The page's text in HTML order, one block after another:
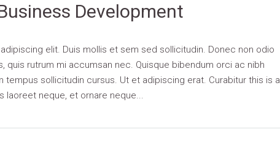
Development
elit. Duis mollis et sem sed sollicitudin. Donec non odio
quis rutrum mi accumsan nec. Quisque bibendum orci ac nibh
tempus sollicitudin cursus. Ut et adipiscing erat. Curabitur this is a
laoreet neque, et ornare neque...